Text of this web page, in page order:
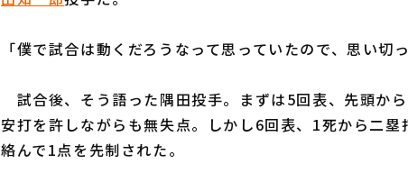
「僕で試合は動くだろうなって思っていたので、思い切
試合後、そう語った隅田投手。まずは5回表、先頭から
安打を許しながらも無失点。しかし6回表、1死から二
絡んで1点を先制された。